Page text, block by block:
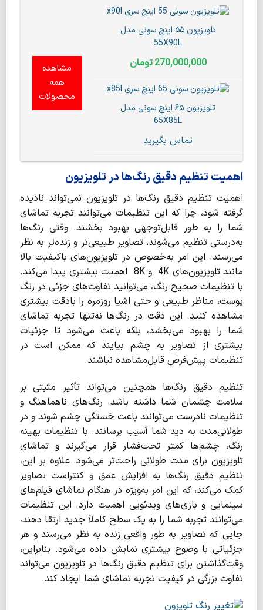
تلویزیون ۵۵ اینچ سونی مدل
55X90L
270,000,000تومان
تلویزیون ۶۵ اینچ سونی مدل
65X85L
تماس بگیرید
مشاهده
همه
محصولات
اهمیت تنظیم دقیق رنگ‌ها در تلویزیون
اهمیت تنظیم دقیق رنگ‌ها در تلویزیون نمی‌تواند نادیده
گرفته شود، چرا که این تنظیمات می‌توانند تجربه تماشای
شما را به طور قابل‌توجهی بهبود بخشند. وقتی رنگ‌ها
به‌درستی تنظیم می‌شوند، تصاویر طبیعی‌تر و زنده‌تر به نظر
می‌رسند. این امر به‌خصوص در تلویزیون‌های باکیفیت بالا
مانند تلویزیون‌های 4K و 8K اهمیت بیشتری پیدا می‌کند.
با تنظیمات صحیح رنگ، می‌توانید تفاوت‌های جزئی در رنگ
پوست، مناظر طبیعی و حتی اشیا روزمره را بادقت بیشتری
مشاهده کنید. این دقت در رنگ‌ها نه‌تنها تجربه تماشای
شما را بهبود می‌بخشد، بلکه باعث می‌شود تا جزئیات
بیشتری از تصاویر به چشم بیایند که ممکن است در
تنظیمات پیش‌فرض قابل‌مشاهده نباشند.
تنظیم دقیق رنگ‌ها همچنین می‌تواند تأثیر مثبتی بر
سلامت چشمان شما داشته باشد. رنگ‌های ناهماهنگ و
تنظیمات نادرست می‌توانند باعث خستگی چشم شوند و در
طولانی‌مدت به دید شما آسیب برسانند. با تنظیمات بهینه
رنگ، چشم‌ها کمتر تحت‌فشار قرار می‌گیرند و تماشای
تلویزیون برای مدت طولانی راحت‌تر می‌شود. علاوه بر این،
تنظیم دقیق رنگ‌ها به افزایش عمق و کنتراست تصاویر
کمک می‌کند، که این امر به‌ویژه در هنگام تماشای فیلم‌های
سینمایی و بازی‌های ویدئویی اهمیت دارد. این تنظیمات
می‌توانند تجربه شما را به یک سطح کاملاً جدید ارتقا دهند،
جایی که تصاویر به طور واقعی زنده به نظر می‌رسند و هر
جزئیاتی با وضوح بیشتری نمایش داده می‌شود. بنابراین،
وقت‌گذاشتن برای تنظیم دقیق رنگ‌ها در تلویزیون می‌تواند
تفاوت بزرگی در کیفیت تجربه تماشای شما ایجاد کند.